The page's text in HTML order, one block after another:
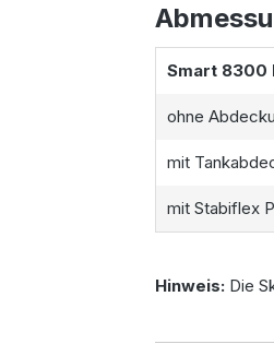
Smart 8300
ohne
mit
mit Stabiflex
Hinweis: Die